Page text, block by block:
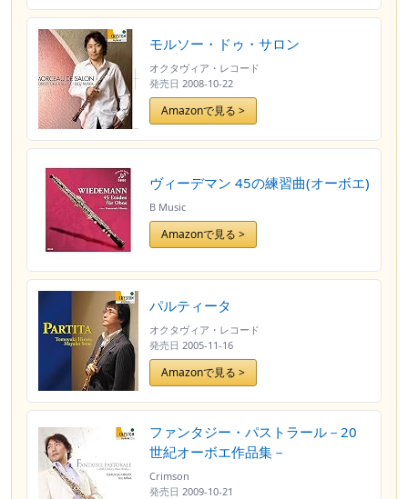
モルソー・ドゥ・サロン
オクタヴィア・レコード
発売日 2008-10-22
Amazonで見る >
ヴィーデマン 45の練習曲(オーボエ)
B Music
Amazonで見る >
パルティータ
オクタヴィア・レコード
発売日 2005-11-16
Amazonで見る >
ファンタジー・パストラール－20
世紀オーボエ作品集－
Crimson
発売日 2009-10-21